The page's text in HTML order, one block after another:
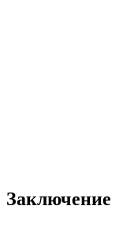
Заключение